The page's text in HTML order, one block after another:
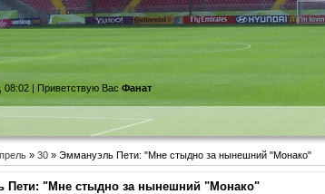
08:02 | Приветствую Вас Фанат
» 30 » Эммануэль Пети: "Мне стыдно за нынешний "Монако"
Пети: "Мне стыдно за нынешний "Монако"